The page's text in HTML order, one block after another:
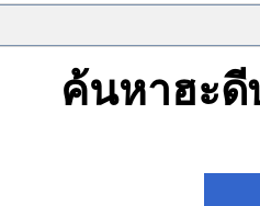
ค้นหาฮะ